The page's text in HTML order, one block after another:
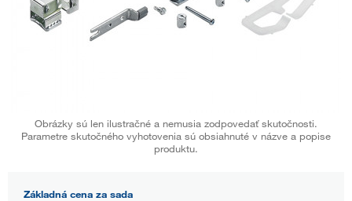
Obrázky sú len ilustračné a nemusia zodpovedať skutočnosti.
Parametre skutočného vyhotovenia sú obsiahnuté v názve a popise
produktu.
Základná cena za sada